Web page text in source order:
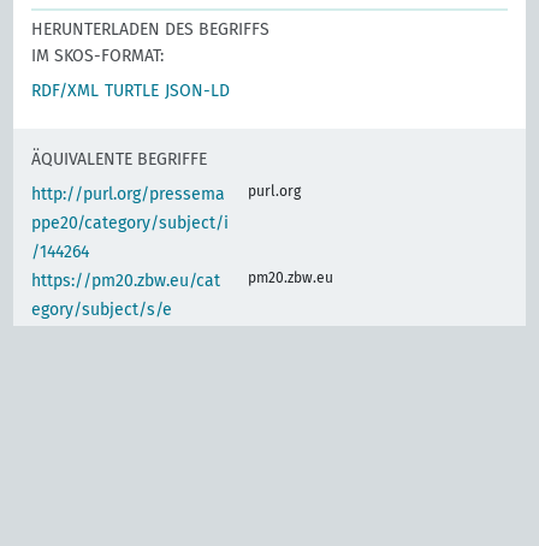
HERUNTERLADEN DES BEGRIFFS
IM SKOS-FORMAT:
RDF/XML TURTLE JSON-LD
ÄQUIVALENTE BEGRIFFE
http://purl.org/pressema
ppe20/category/subject/i
/144264
purl.org
https://pm20.zbw.eu/cat
egory/subject/s/e
pm20.zbw.eu